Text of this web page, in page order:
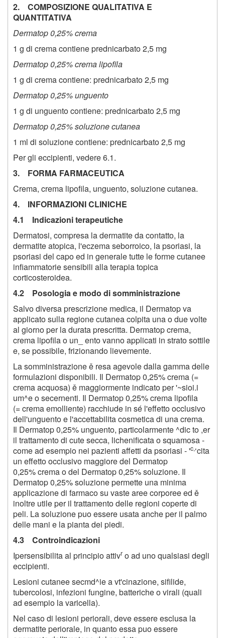
2. COMPOSIZIONE QUALITATIVA E
QUANTITATIVA
Dermatop 0,25% crema
1 g di crema contiene prednicarbato 2,5 mg
Dermatop 0,25% crema lipofila
1 g di crema contiene: prednicarbato 2,5 mg
Dermatop 0,25% unguento
1 g di unguento contiene: prednicarbato 2,5 mg
Dermatop 0,25% soluzione cutanea
1 ml di soluzione contiene: prednicarbato 2,5 mg
Per gli eccipienti, vedere 6.1.
3. FORMA FARMACEUTICA
Crema, crema lipofila, unguento, soluzione cutanea.
4. INFORMAZIONI CLINICHE
4.1 Indicazioni terapeutiche
Dermatosi, compresa la dermatite da contatto, la
dermatite atopica, l'eczema seborroico, la psoriasi, la
psoriasi del capo ed in generale tutte le forme cutanee
infiammatorie sensibili alla terapia topica
corticosteroidea.
4.2 Posologia e modo di somministrazione
Salvo diversa prescrizione medica, il Dermatop va
applicato sulla regione cutanea colpita una o due volte
al giorno per la durata prescritta. Dermatop crema,
crema lipofila o un_ ento vanno applicati in strato sottile
e, se possibile, frizionando lievemente.
La somministrazione ě resa agevole dalla gamma delle
formulazioni disponibili. Il Dermatop 0,25% crema (=
crema acquosa) ě maggiormente indicato per '~sioi.i
um^e o secernenti. Il Dermatop 0,25% crema lipofila
(= crema emolliente) racchiude in sé l'effetto occlusivo
dell'unguento e l'accettabilita cosmetica di una crema.
Il Dermatop 0,25% unguento, particolarmente ^dic to ,er
il trattamento di cute secca, lichenificata o squamosa -
come ad esempio nei pazienti affetti da psoriasi - 'c,‘cita
un effetto occlusivo maggiore del Dermatop
0,25% crema o del Dermatop 0,25% soluzione. Il
Dermatop 0,25% soluzione permette una minima
applicazione di farmaco su vaste aree corporee ed ě
inoltre utile per il trattamento delle regioni coperte di
peli. La soluzione puo essere usata anche per il palmo
delle mani e la pianta dei piedi.
4.3 Controindicazioni
Ipersensibilita al principio attivr o ad uno qualsiasi degli
eccipienti.
Lesioni cutanee secmd^ie a vt'cinazione, sifilide,
tubercolosi, infezioni fungine, batteriche o virali (quali
ad esempio la varicella).
Nel caso di lesioni periorali, deve essere esclusa la
dermatite periorale, in quanto essa puo essere